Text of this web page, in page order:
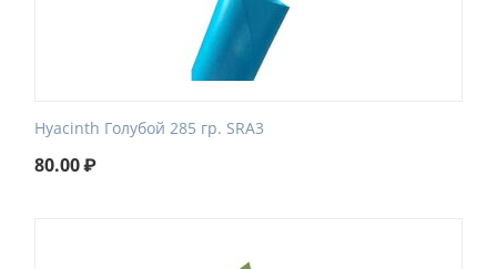
Hyacinth Голубой 285 гр. SRA3
80.00₽